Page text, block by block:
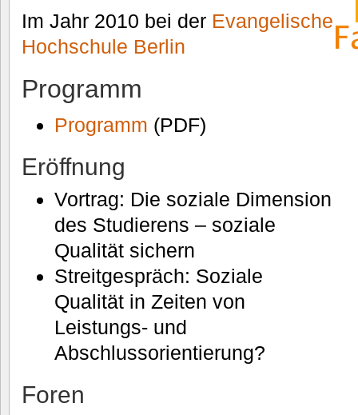
Im Jahr 2010 bei der Evangelische
Hochschule Berlin
Programm
Programm (PDF)
Eröffnung
Vortrag: Die soziale Dimension
des Studierens – soziale
Qualität sichern
Streitgespräch: Soziale
Qualität in Zeiten von
Leistungs- und
Abschlussorientierung?
Foren